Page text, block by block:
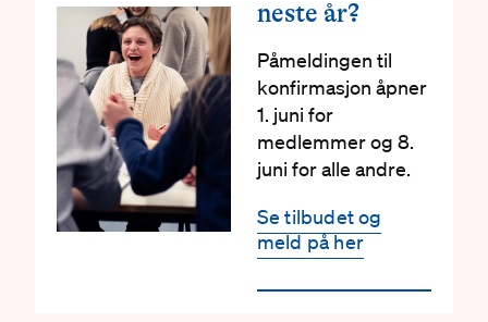
neste år?
Påmeldingen til
konfirmasjon åpner
1. juni for
medlemmer og 8.
juni for alle andre.
Se tilbudet og
meld på her